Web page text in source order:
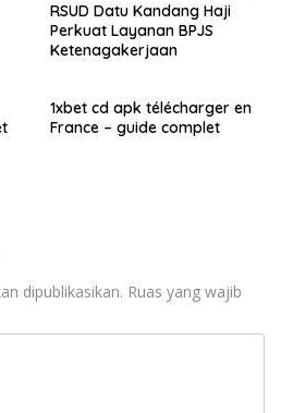
RSUD Datu Kandang Haji
Perkuat Layanan BPJS
Ketenagakerjaan
1xbet cd apk télécharger en
France – guide complet
dipublikasikan. Ruas yang wajib